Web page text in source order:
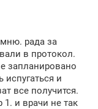
рада за
в протокол.
запланировано
испугаться и
все получится.
1. и врачи не так